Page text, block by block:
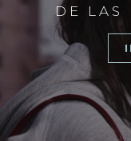
DE LAS